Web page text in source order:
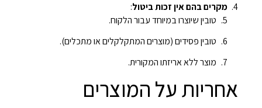
מקרים בהם אין זכות ביטול:
טובין שיוצרו במיוחד עבור הלקוח.
טובין פסידים (מוצרים המתקלקלים או מתכלים).
מוצר ללא אריזתו המקורית.
אחריות על המוצרים